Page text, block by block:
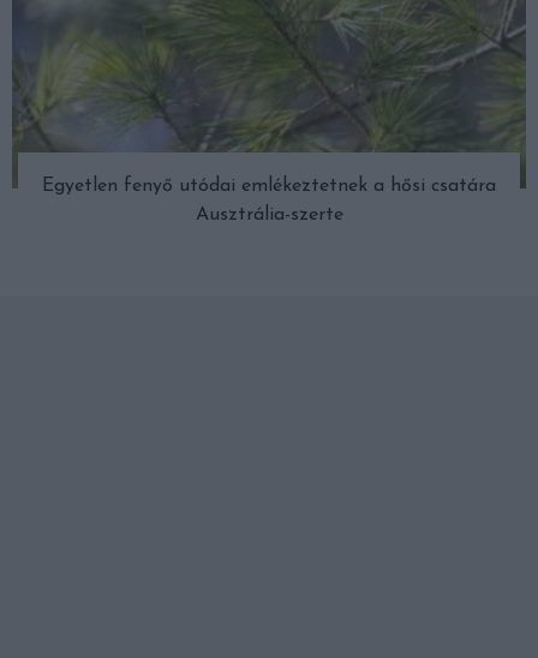
Egyetlen fenyő utódai emlékeztetnek a hősi csatára
Ausztrália-szerte